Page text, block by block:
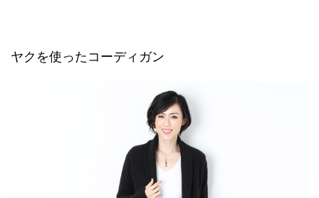
ヤクを使ったコーディガン